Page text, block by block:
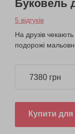
Буковель
5 відгуків
На друзів
подорожі
7380 грн
Купити для